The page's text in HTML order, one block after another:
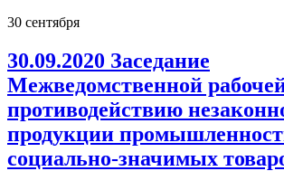
30 сентября
30.09.2020 Заседание
Межведомственной
противодействию
продукции
социально-значимых